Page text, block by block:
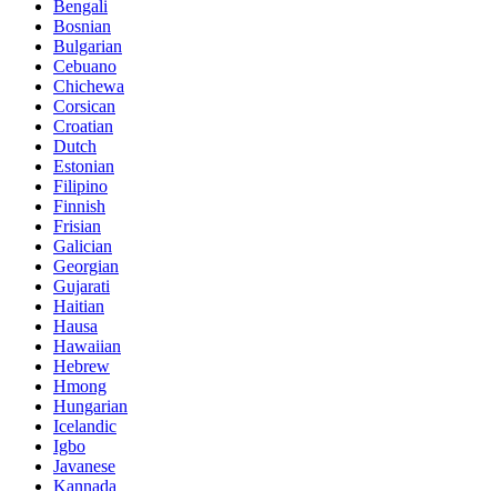
Bengali
Bosnian
Bulgarian
Cebuano
Chichewa
Corsican
Croatian
Dutch
Estonian
Filipino
Finnish
Frisian
Galician
Georgian
Gujarati
Haitian
Hausa
Hawaiian
Hebrew
Hmong
Hungarian
Icelandic
Igbo
Javanese
Kannada